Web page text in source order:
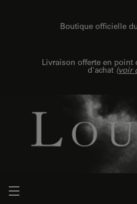
Boutique officielle
Livraison offerte en point
d'achat (voir